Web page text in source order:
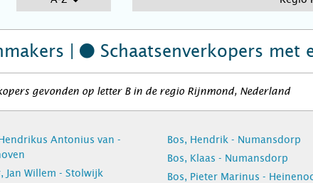
| Schaatsenverkopers met
gevonden op letter B in de regio Rijnmond, Nederland
Antonius van -
Jan Willem - Stolwijk
Bos, Hendrik - Numansdorp
Bos, Klaas - Numansdorp
Bos, Pieter Marinus -